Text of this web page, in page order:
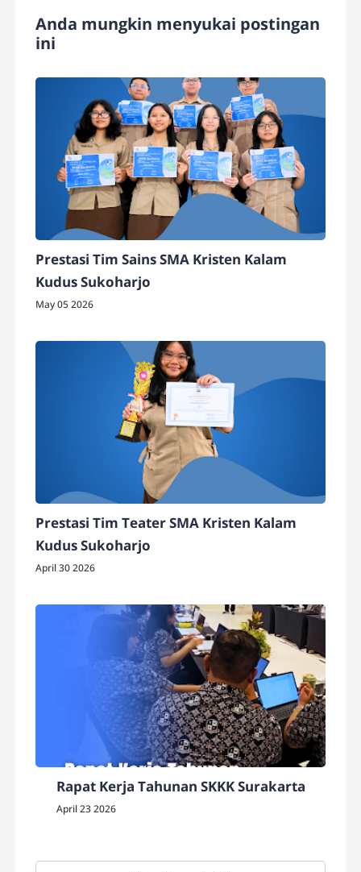
Anda mungkin menyukai postingan
ini
Prestasi Tim Sains SMA Kristen Kalam
Kudus Sukoharjo
May 05 2026
Prestasi Tim Teater SMA Kristen Kalam
Kudus Sukoharjo
April 30 2026
Rapat Kerja Tahunan SKKK Surakarta
April 23 2026